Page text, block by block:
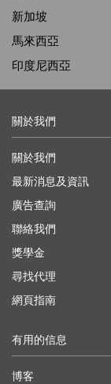
新加坡
馬來西亞
印度尼西亞
關於我們
關於我們
最新消息及資訊
廣告查詢
聯絡我們
獎學金
尋找代理
網頁指南
有用的信息
博客